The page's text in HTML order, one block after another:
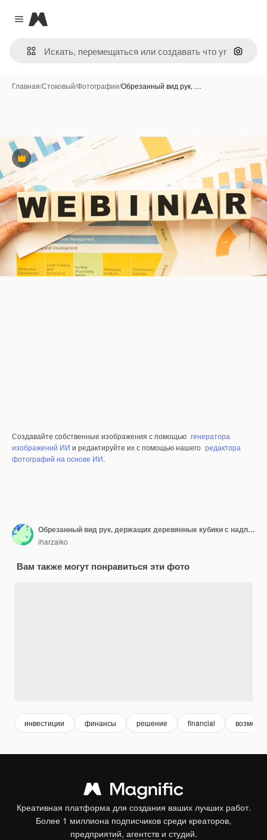
Close menu
Magnific
Поиск
Главная/Стоковый/Фотографии/Обрезанный вид рук, …
Премиум
Создавайте собственные изображения с помощью генератора
изображений ИИ и редактируйте их с помощью нашего редактора
фотографий на основе ИИ.
Обрезанный вид рук, держащих деревянные кубики с надписью WEBINAR
iharzaiko
Вам также могут понравиться эти фото
инвестиции финансы решение financial
Креативная платформа для создания ваших лучших работ.
Более 1 миллиона подписчиков среди креаторов,
предприятий, агентств и студий.